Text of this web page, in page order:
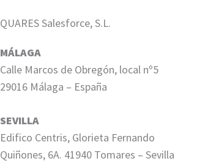
QUARES Salesforce, S.L.
MÁLAGA
Calle Marcos de Obregón, local nº5
29016 Málaga – España
SEVILLA
Edifico Centris, Glorieta Fernando
Quiñones, 6A. 41940 Tomares – Sevilla